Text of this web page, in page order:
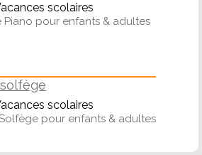
scolaires
Piano pour enfants & adultes
scolaires
pour enfants & adultes